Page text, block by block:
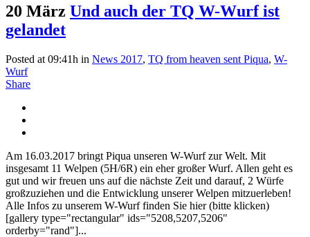
20 März Und auch der TQ W-Wurf ist
gelandet
Posted at 09:41h in News 2017, TQ from heaven sent Piqua, W-
Wurf
Share
Am 16.03.2017 bringt Piqua unseren W-Wurf zur Welt. Mit
insgesamt 11 Welpen (5H/6R) ein eher großer Wurf. Allen geht es
gut und wir freuen uns auf die nächste Zeit und darauf, 2 Würfe
großzuziehen und die Entwicklung unserer Welpen mitzuerleben!
Alle Infos zu unserem W-Wurf finden Sie hier (bitte klicken)
[gallery type="rectangular" ids="5208,5207,5206"
orderby="rand"]...